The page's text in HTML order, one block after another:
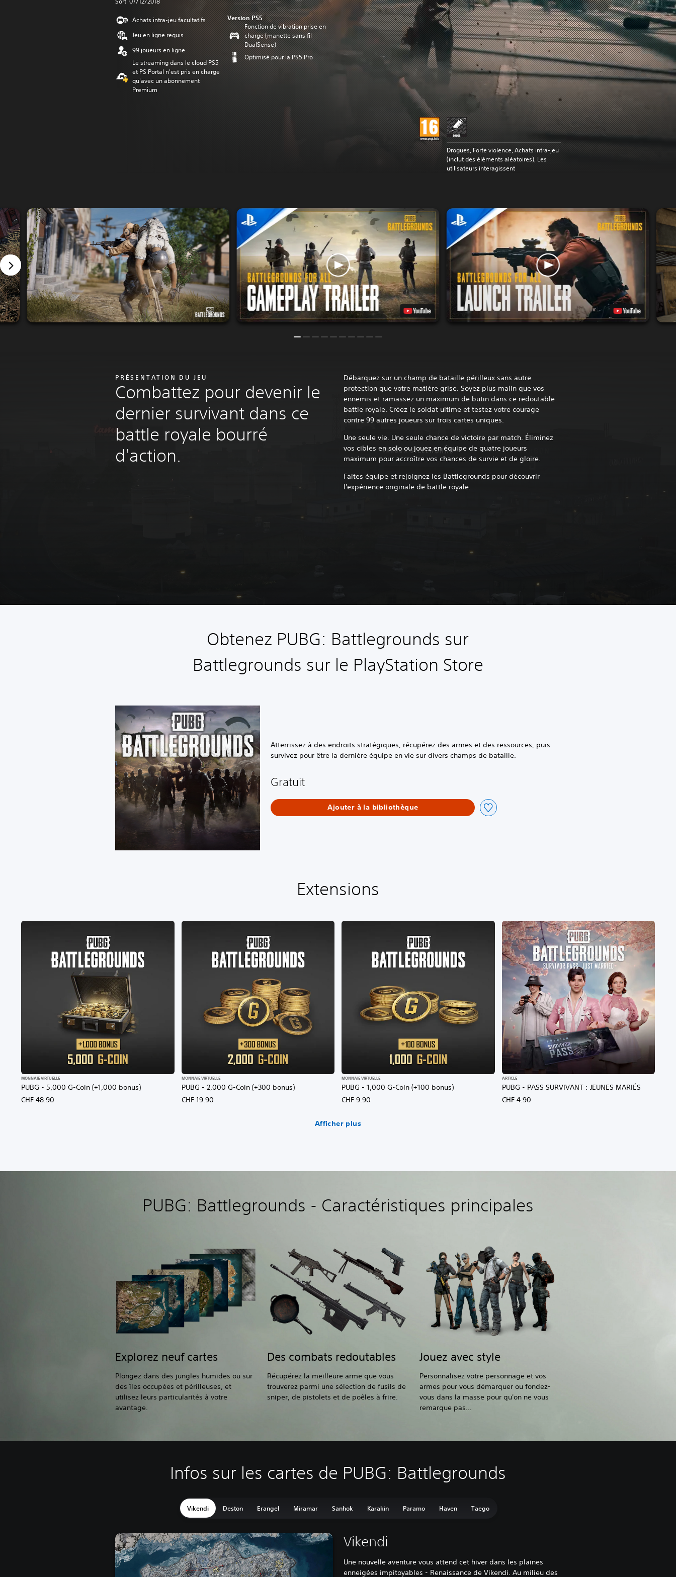
Achats intra-jeu facultatifs
Jeu en ligne requis
99 joueurs en ligne
Le streaming dans le cloud PS5
et PS Portal n'est pris en charge
qu'avec un abonnement
Premium
Version PS5
Fonction de vibration prise en
charge (manette sans fil
DualSense)
Optimisé pour la PS5 Pro
Drogues, Forte violence, Achats intra-jeu
(inclut des éléments aléatoires), Les
utilisateurs interagissent
PRÉSENTATION DU JEU
Combattez pour devenir le
dernier survivant dans ce
battle royale bourré
d'action.
Débarquez sur un champ de bataille périlleux sans autre
protection que votre matière grise. Soyez plus malin que vos
ennemis et ramassez un maximum de butin dans ce redoutable
battle royale. Créez le soldat ultime et testez votre courage
contre 99 autres joueurs sur trois cartes uniques.
Une seule vie. Une seule chance de victoire par match. Éliminez
vos cibles en solo ou jouez en équipe de quatre joueurs
maximum pour accroître vos chances de survie et de gloire.
Faites équipe et rejoignez les Battlegrounds pour découvrir
l'expérience originale de battle royale.
Obtenez PUBG: Battlegrounds sur
Battlegrounds sur le PlayStation Store
Atterrissez à des endroits stratégiques, récupérez des armes et des ressources, puis
survivez pour être la dernière équipe en vie sur divers champs de bataille.
Gratuit
Ajouter à la bibliothèque
Extensions
PUBG - 5,000 G-Coin (+1,000 bonus)
MONNAIE VIRTUELLE
CHF 48.90
PUBG - 2,000 G-Coin (+300 bonus)
MONNAIE VIRTUELLE
CHF 19.90
PUBG - 1,000 G-Coin (+100 bonus)
MONNAIE VIRTUELLE
CHF 9.90
PUBG - PASS SURVIVANT : JEUNES MARIÉS
ARTICLE
CHF 4.90
Afficher plus
PUBG: Battlegrounds - Caractéristiques principales
Explorez neuf cartes
Plongez dans des jungles humides ou sur
des îles occupées et périlleuses, et
utilisez leurs particularités à votre
avantage.
Des combats redoutables
Récupérez la meilleure arme que vous
trouverez parmi une sélection de fusils de
sniper, de pistolets et de poêles à frire.
Jouez avec style
Personnalisez votre personnage et vos
armes pour vous démarquer ou fondez-
vous dans la masse pour qu'on ne vous
remarque pas...
Infos sur les cartes de PUBG: Battlegrounds
Vikendi Deston Erangel Miramar Sanhok Karakin Paramo Haven Taego
Vikendi
Une nouvelle aventure vous attend cet hiver dans les plaines
enneigées impitoyables - Renaissance de Vikendi. Au milieu des